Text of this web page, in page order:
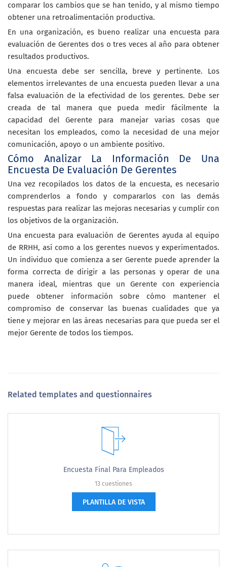
comparar los cambios que se han tenido, y al mismo tiempo
obtener una retroalimentación productiva.
En una organización, es bueno realizar una encuesta para
evaluación de Gerentes dos o tres veces al año para obtener
resultados productivos.
Una encuesta debe ser sencilla, breve y pertinente. Los
elementos irrelevantes de una encuesta pueden llevar a una
falsa evaluación de la efectividad de los gerentes. Debe ser
creada de tal manera que pueda medir fácilmente la
capacidad del Gerente para manejar varias cosas que
necesitan los empleados, como la necesidad de una mejor
comunicación, apoyo o un ambiente positivo.
Cómo Analizar La Información De Una
Encuesta De Evaluación De Gerentes
Una vez recopilados los datos de la encuesta, es necesario
comprenderlos a fondo y compararlos con las demás
respuestas para realizar las mejoras necesarias y cumplir con
los objetivos de la organización.
Una encuesta para evaluación de Gerentes ayuda al equipo
de RRHH, así como a los gerentes nuevos y experimentados.
Un individuo que comienza a ser Gerente puede aprender la
forma correcta de dirigir a las personas y operar de una
manera ideal, mientras que un Gerente con experiencia
puede obtener información sobre cómo mantener el
compromiso de conservar las buenas cualidades que ya
tiene y mejorar en las áreas necesarias para que pueda ser el
mejor Gerente de todos los tiempos.
Related templates and questionnaires
Encuesta Final Para Empleados
13 cuestiones
PLANTILLA DE VISTA